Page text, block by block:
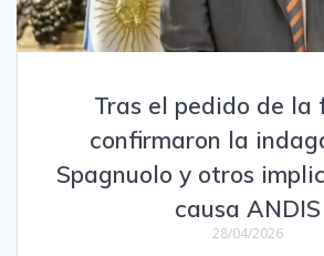
Tras el pedido de la
confirmaron la
Spagnuolo y otros
causa ANDIS
28/04/2026